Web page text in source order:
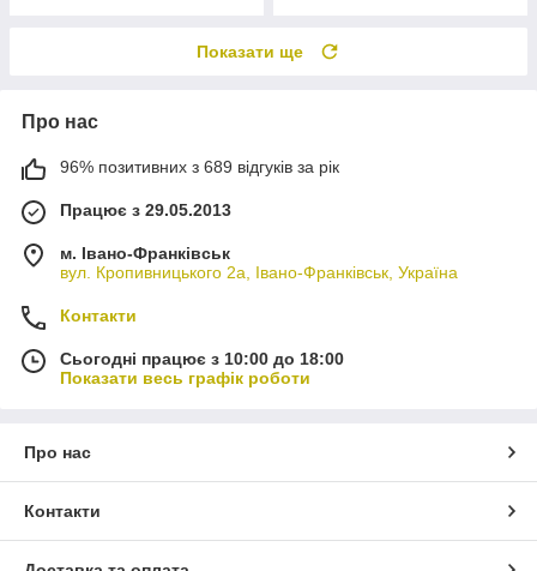
Показати ще
Про нас
96% позитивних з 689 відгуків за рік
Працює з 29.05.2013
м. Івано-Франківськ
вул. Кропивницького 2а, Івано-Франківськ, Україна
Контакти
Сьогодні працює з 10:00 до 18:00
Показати весь графік роботи
Про нас
Контакти